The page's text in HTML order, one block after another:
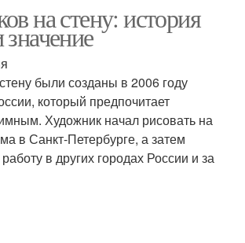
на стену: история
значение
были созданы в 2006 году
который предпочитает
Художник начал рисовать на
в Санкт-Петербурге, а затем
в других городах России и за